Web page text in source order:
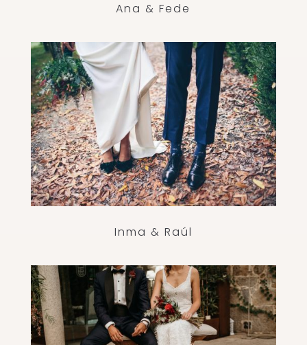
Ana & Fede
Inma & Raúl